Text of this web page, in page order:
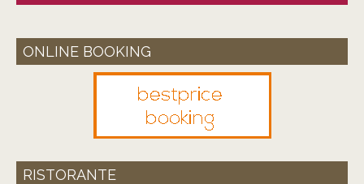
ONLINE BOOKING
RISTORANTE